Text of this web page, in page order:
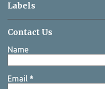
Labels
Contact Us
Name
Email *